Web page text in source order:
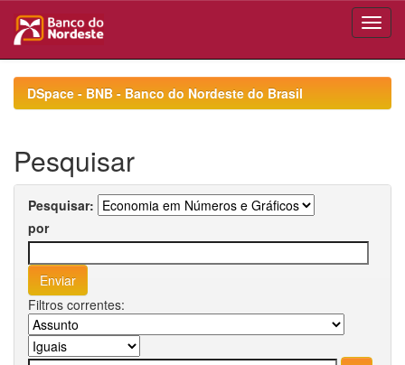
navigationDSpace - BNB - Banco do Nordeste do Brasil
Pesquisar
Pesquisar:
por
Filtros correntes: